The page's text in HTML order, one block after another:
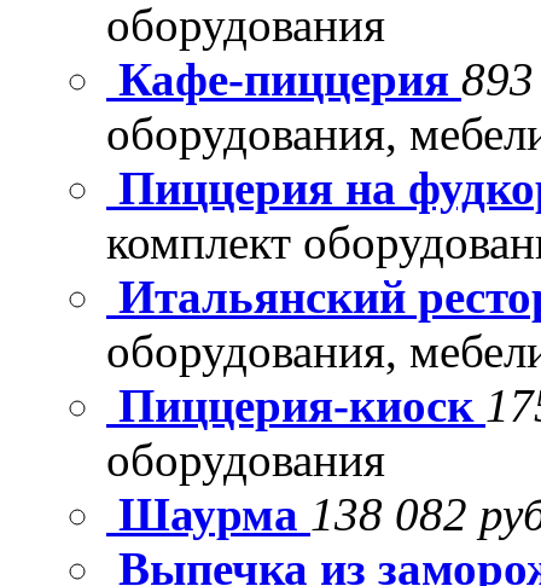
оборудования
Кафе-пиццерия
оборудования,
Пиццерия на
комплект
Итальянский
оборудования,
Пиццерия-киоск
оборудования
Шаурма 138 082
Выпечка из